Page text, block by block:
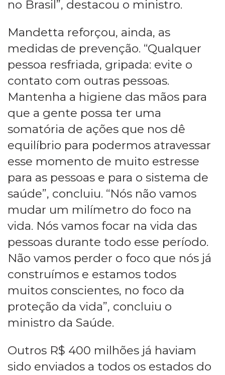
no Brasil”, destacou o ministro.
Mandetta reforçou, ainda, as
medidas de prevenção. “Qualquer
pessoa resfriada, gripada: evite o
contato com outras pessoas.
Mantenha a higiene das mãos para
que a gente possa ter uma
somatória de ações que nos dê
equilíbrio para podermos atravessar
esse momento de muito estresse
para as pessoas e para o sistema de
saúde”, concluiu. “Nós não vamos
mudar um milímetro do foco na
vida. Nós vamos focar na vida das
pessoas durante todo esse período.
Não vamos perder o foco que nós já
construímos e estamos todos
muitos conscientes, no foco da
proteção da vida”, concluiu o
ministro da Saúde.
Outros R$ 400 milhões já haviam
sido enviados a todos os estados do